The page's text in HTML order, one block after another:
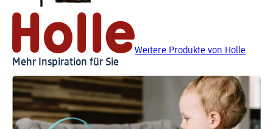
Weitere Produkte von Holle
Mehr Inspiration für Sie